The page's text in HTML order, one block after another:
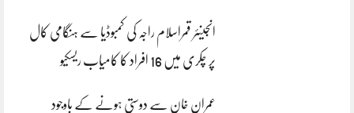
انجینئر قمراسلام راجہ کی کمبوڈیا سے ہنگامی کال
پر چکری میں 16 افراد کا کامیاب ریسکیو
عمران خان سے دوستی ہونے کے باوجود